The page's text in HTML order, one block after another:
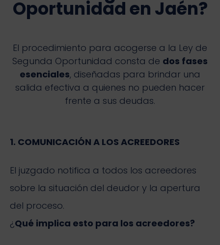
Oportunidad en Jaén?
El procedimiento para acogerse a la Ley de
Segunda Oportunidad consta de dos fases
esenciales, diseñadas para brindar una
salida efectiva a quienes no pueden hacer
frente a sus deudas.
1. COMUNICACIÓN A LOS ACREEDORES
El juzgado notifica a todos los acreedores
sobre la situación del deudor y la apertura
del proceso.
¿Qué implica esto para los acreedores?